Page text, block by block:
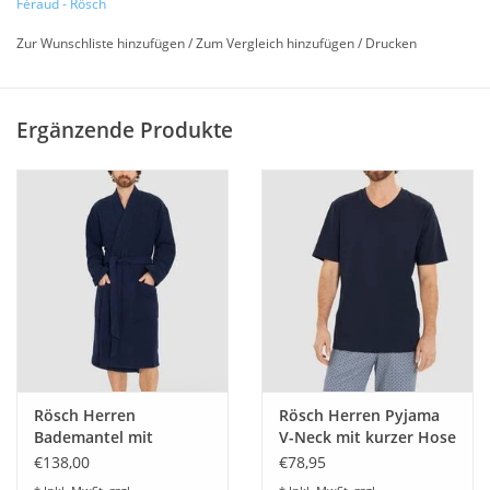
vorbehalten.
Ein gemütlicher Langarm Männer Pyjama mit langer Hose aus
Pflegehinweise
Schonwäsche 40°C
nicht bleichen
Zwei Punkt bügeln
keine Chemische Reinigung möglich
Zur Wunschliste hinzufügen/Zum Vergleich hinzufügen/ Drucken
Ergänzende Produkte
Rösch Herren
Bademantel mit
Schalkragen
€138,00
Rösch Herren Pyjama
V-Neck mit kurzer Hose
Größe 48-58
€78,95